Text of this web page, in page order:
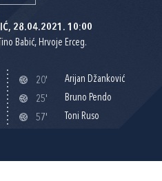
28.04.2021. 10:00
Babić, Hrvoje Erceg.
20'
Arijan Džanković
25'
Bruno Pendo
57'
Toni Ruso